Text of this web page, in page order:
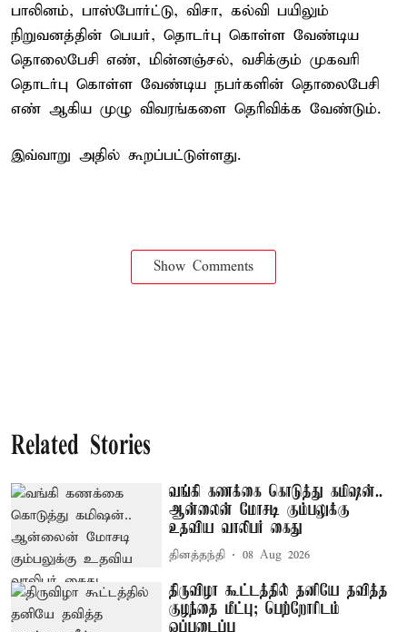
பாலினம், பாஸ்போர்ட்டு, விசா, கல்வி பயிலும்
நிறுவனத்தின் பெயர், தொடர்பு கொள்ள வேண்டிய
தொலைபேசி எண், மின்னஞ்சல், வசிக்கும் முகவரி
தொடர்பு கொள்ள வேண்டிய நபர்களின் தொலைபேசி
எண் ஆகிய முழு விவரங்களை தெரிவிக்க வேண்டும்.
இவ்வாறு அதில் கூறப்பட்டுள்ளது.
Show Comments
Related Stories
வங்கி கணக்கை கொடுத்து கமிஷன்..
ஆன்லைன் மோசடி கும்பலுக்கு
உதவிய வாலிபர் கைது
தினத்தந்தி 08 Aug 2026
திருவிழா கூட்டத்தில் தனியே தவித்த
குழந்தை மீட்பு; பெற்றோரிடம்
ஒப்படைப்பு